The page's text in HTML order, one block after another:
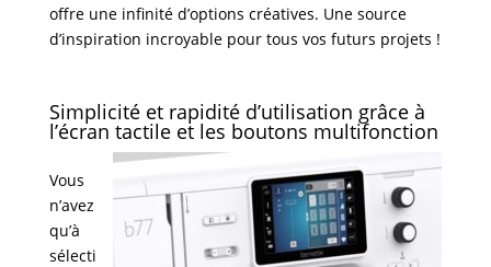
offre une infinité d’options créatives. Une source
d’inspiration incroyable pour tous vos futurs projets !
Simplicité et rapidité d’utilisation grâce à
l’écran tactile et les boutons multifonction
Vous
n’avez
qu’à
sélecti